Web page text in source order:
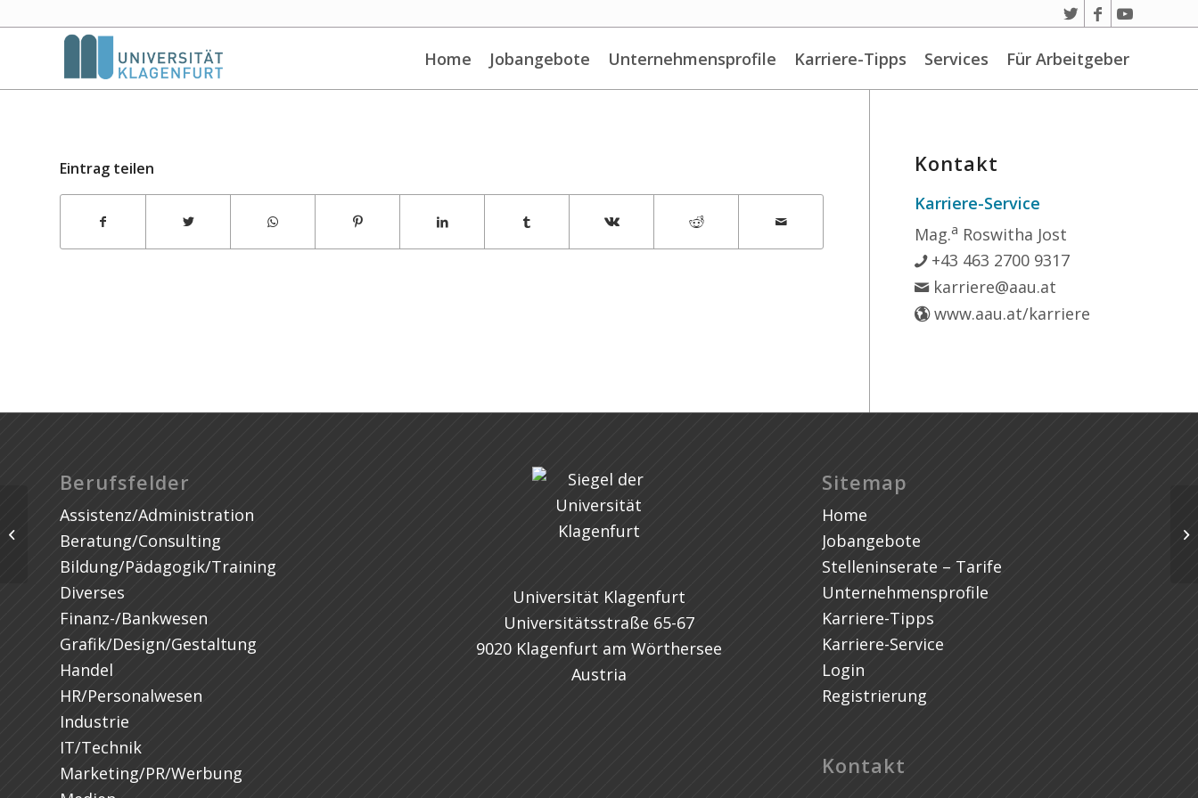
Home Jobangebote Unternehmensprofile Karriere-Tipps Services Für Arbeitgeber
Eintrag teilen Kontakt
Karriere-Service
Mag.a Roswitha Jost
+43 463 2700 9317
karriere@aau.at
www.aau.at/karriere
Berufsfelder
Assistenz/Administration
Beratung/Consulting
Bildung/Pädagogik/Training
Diverses
Finanz-/Bankwesen
Grafik/Design/Gestaltung
Handel
HR/Personalwesen
Industrie
IT/Technik
Marketing/PR/Werbung
Universität Klagenfurt
Universitätsstraße 65-67
9020 Klagenfurt am Wörthersee
Austria
Sitemap
Home
Jobangebote
Stelleninserate – Tarife
Unternehmensprofile
Karriere-Tipps
Karriere-Service
Login
Registrierung
Kontakt